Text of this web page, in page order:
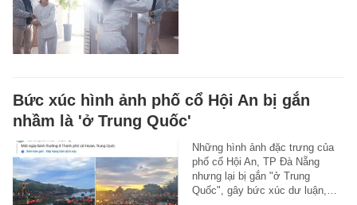
Bức xúc hình ảnh phố cổ Hội An bị gắn
nhầm là 'ở Trung Quốc'
Những hình ảnh đặc trưng của
phố cổ Hội An, TP Đà Nẵng
nhưng lại bị gắn "ở Trung
Quốc", gây bức xúc dư luận,…